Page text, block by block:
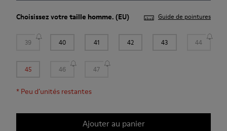
Choisissez votre taille homme. (EU) Guide de pointures
39 40 41 42 43 44
45 46 47
* Peu d’unités restantes
Ajouter au panier